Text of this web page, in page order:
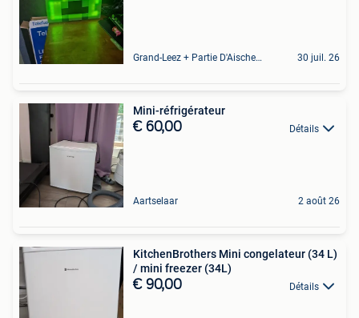
Grand-Leez + Partie D'Aische-En-Refail 30 juil. 26
Mini-réfrigérateur
€ 60,00 Détails
Aartselaar 2 août 26
KitchenBrothers Mini congelateur (34 L)
/ mini freezer (34L)
€ 90,00 Détails